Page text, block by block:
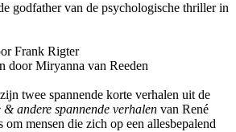
godfather van de psychologische thriller in
Frank Rigter
door Miryanna van Reeden
zijn twee spannende korte verhalen uit de
& andere spannende verhalen van René
om mensen die zich op een allesbepalend